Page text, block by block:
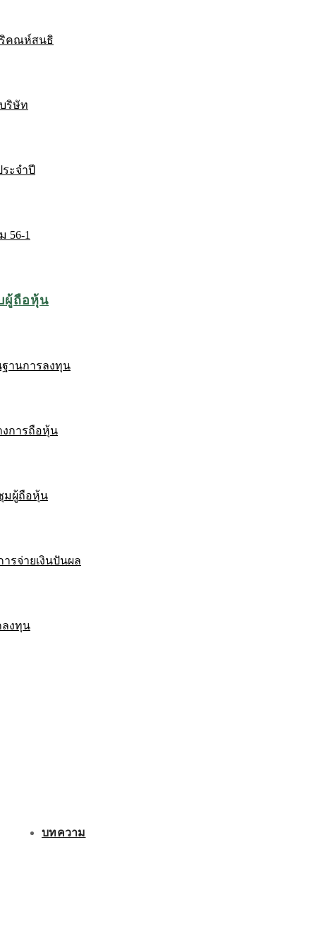
คณห์สนธิ
ริษัท
ะจำปี
56-1
ผู้ถือหุ้น
านการลงทุน
งการถือหุ้น
มผู้ถือหุ้น
รจ่ายเงินปันผล
งทุน
บทความ